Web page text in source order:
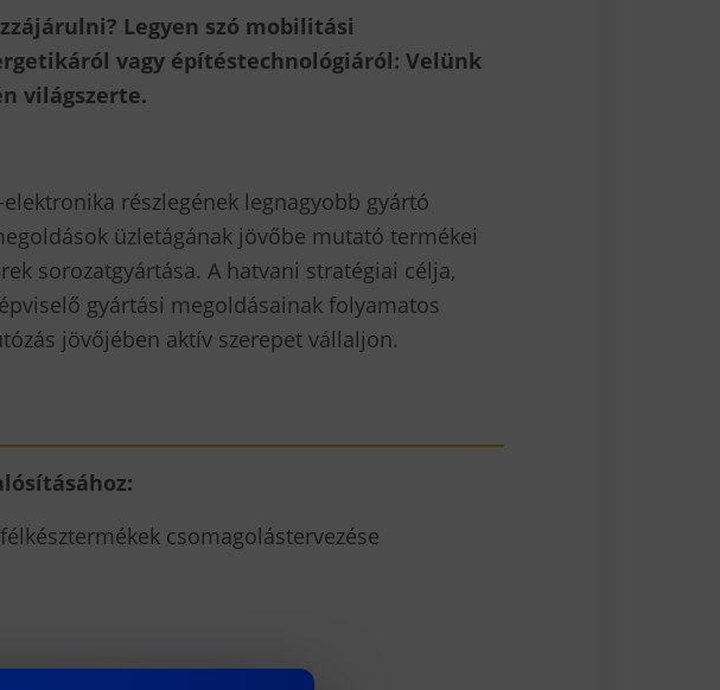
Legyen szó mobilitási
vagy építéstechnológiáról: Velünk
világszerte.
részlegének legnagyobb gyártó
üzletágának jövőbe mutató termékei
sorozatgyártása. A hatvani stratégiai célja,
gyártási megoldásainak folyamatos
jövőjében aktív szerepet vállaljon.
oz:
csomagolástervezése